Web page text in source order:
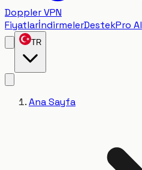
Doppler VPN
FiyatlarİndirmelerDestekPro Al
TR
Ana Sayfa